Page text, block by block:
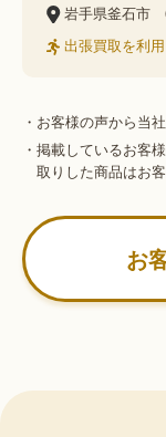
岩手県釜石市
出張買取を利
・お客様の声から当
・掲載しているお客
取りした商品はお
お